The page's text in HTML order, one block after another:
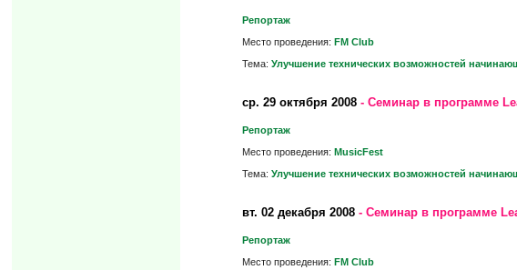
Репортаж
Место проведения: FM Club
Тема: Улучшение технических возможностей
ср. 29 октября 2008- Семинар в программе
Репортаж
Место проведения: MusicFest
Тема: Улучшение технических возможностей
вт. 02 декабря 2008- Семинар в программе
Репортаж
Место проведения: FM Club